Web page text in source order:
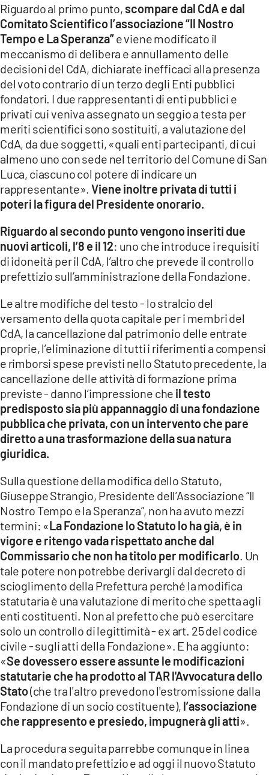
Riguardo al primo punto, scompare dal CdA e dal
Comitato Scientifico l’associazione “Il Nostro
Tempo e La Speranza”e viene modificato il
meccanismo di delibera e annullamento delle
decisioni del CdA, dichiarate inefficaci alla presenza
del voto contrario di un terzo degli Enti pubblici
fondatori. I due rappresentanti di enti pubblici e
privati cui veniva assegnato un seggio a testa per
meriti scientifici sono sostituiti, a valutazione del
CdA, da due soggetti, «quali enti partecipanti, di cui
almeno uno con sede nel territorio del Comune di San
Luca, ciascuno col potere di indicare un
rappresentante». Viene inoltre privata di tutti i
poteri la figura del Presidente onorario.
Riguardo al secondo punto vengono inseriti due
nuovi articoli, l’8 e il 12: uno che introduce i requisiti
di idoneità per il CdA, l’altro che prevede il controllo
prefettizio sull’amministrazione della Fondazione.
Le altre modifiche del testo - lo stralcio del
versamento della quota capitale per i membri del
CdA, la cancellazione dal patrimonio delle entrate
proprie, l’eliminazione di tutti i riferimenti a compensi
e rimborsi spese previsti nello Statuto precedente, la
cancellazione delle attività di formazione prima
previste - danno l’impressione che il testo
predisposto sia più appannaggio di una fondazione
pubblica che privata, con un intervento che pare
diretto a una trasformazione della sua natura
giuridica.
Sulla questione della modifica dello Statuto,
Giuseppe Strangio, Presidente dell’Associazione “Il
Nostro Tempo e la Speranza”, non ha avuto mezzi
termini: «La Fondazione lo Statuto lo ha già, è in
vigore e ritengo vada rispettato anche dal
Commissario che non ha titolo per modificarlo . Un
tale potere non potrebbe derivargli dal decreto di
scioglimento della Prefettura perché la modifica
statutaria è una valutazione di merito che spetta agli
enti costituenti. Non al prefetto che può esercitare
solo un controllo di legittimità - ex art. 25 del codice
civile - sugli atti della Fondazione». E ha aggiunto:
«Se dovessero essere assunte le modificazioni
statutarie che ha prodotto al TAR l'Avvocatura dello
Stato(che tra l'altro prevedono l'estromissione dalla
Fondazione di un socio costituente), l’associazione
che rappresento e presiedo, impugnerà gli atti».
La procedura seguita parrebbe comunque in linea
con il mandato prefettizio e ad oggi il nuovo Statuto